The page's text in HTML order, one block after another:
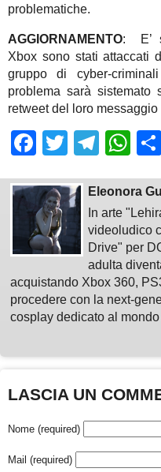
problematiche.
AGGIORNAMENTO: E’
Xbox sono stati attaccati
gruppo di cyber-
problema sarà sistemato
retweet del loro
Facebook
Twitter
Eleonora
In arte
videoludico
Drive" per
adulta
acquistando Xbox 360,
procedere con la next-
cosplay dedicato al
LASCIA UN
Nome (required)
Mail (required)